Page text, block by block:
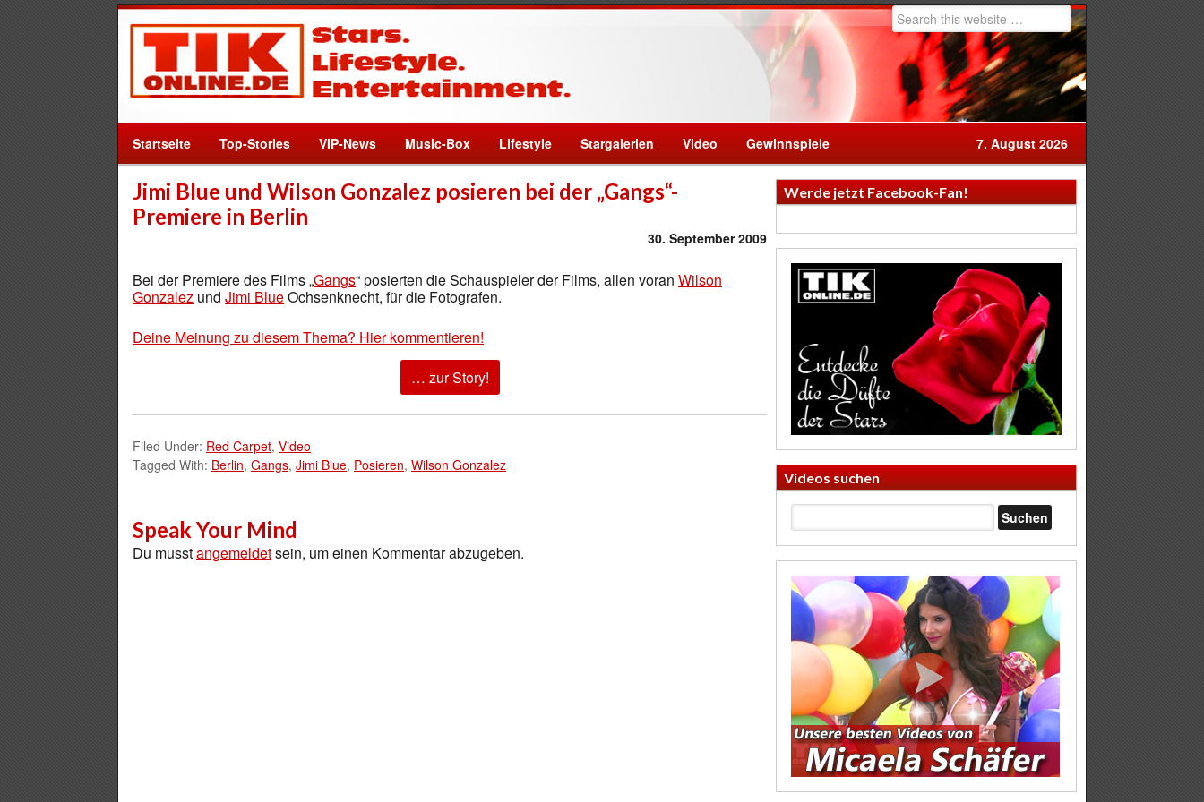
Startseite Top-Stories VIP-News Music-Box Lifestyle Stargalerien Video Gewinnspiele 7. August 2026
Jimi Blue und Wilson Gonzalez posieren bei der „Gangs“-
Premiere in Berlin
30. September 2009
Bei der Premiere des Films „Gangs“ posierten die Schauspieler der Films, allen voran Wilson
Gonzalez und Jimi BlueOchsenknecht, für die Fotografen.
Deine Meinung zu diesem Thema? Hier kommentieren!
… zur Story!
Filed Under: Red Carpet, Video
Tagged With: Berlin, Gangs, Jimi Blue, Posieren, Wilson Gonzalez
Speak Your Mind
Du musstangemeldetsein, um einen Kommentar abzugeben.
Werde jetzt Facebook-Fan!
Videos suchen